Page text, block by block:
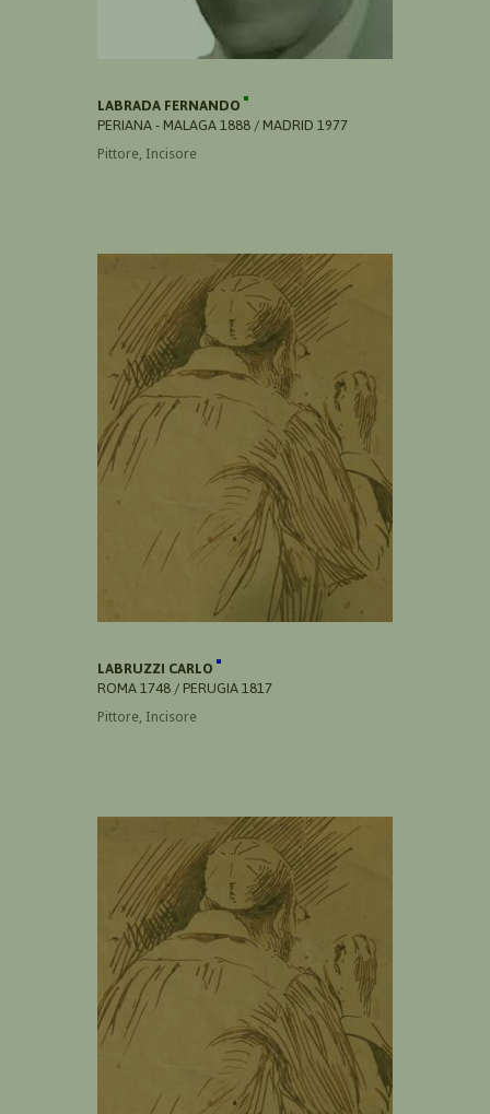
LABRADA FERNANDO
PERIANA - MALAGA 1888 / MADRID 1977
Pittore, Incisore
LABRUZZI CARLO
ROMA 1748 / PERUGIA 1817
Pittore, Incisore